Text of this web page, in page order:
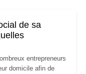
de sa
entrepreneurs
domicile afin de